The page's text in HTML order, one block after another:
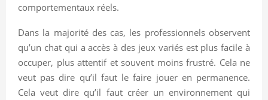
comportementaux réels.
Dans la majorité des cas, les professionnels observent
qu’un chat qui a accès à des jeux variés est plus facile à
occuper, plus attentif et souvent moins frustré. Cela ne
veut pas dire qu’il faut le faire jouer en permanence.
Cela veut dire qu’il faut créer un environnement qui